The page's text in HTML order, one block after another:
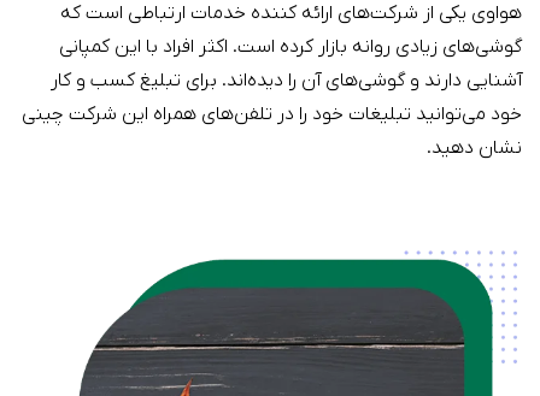
هواوی یکی از شرکت‌های ارائه کننده خدمات ارتباطی است که
گوشی‌های زیادی روانه بازار کرده است. اکثر افراد با این کمپانی
آشنایی دارند و گوشی‌های آن را دیده‌اند. برای تبلیغ کسب و کار
خود می‌توانید تبلیغات خود را در تلفن‌های همراه این شرکت چینی
نشان دهید.